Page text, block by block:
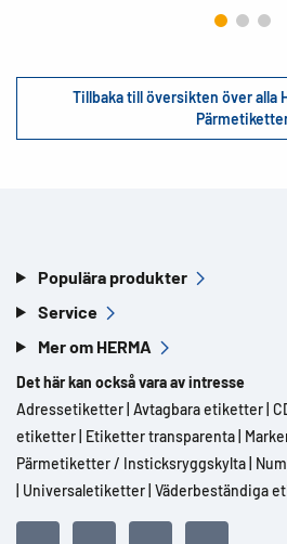
Tillbaka till översikten över alla
Populära produkter
Service
Mer om HERMA
Det här kan också vara av intresse
Adressetiketter Avtagbara etiketter
etiketter Etiketter transparenta
Pärmetiketter / Insticksryggskylta
Universaletiketter Väderbeständiga